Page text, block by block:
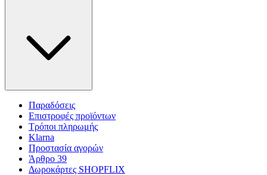
Παραδόσεις
Επιστροφές προϊόντων
Τρόποι πληρωμής
Klarna
Προστασία αγορών
Άρθρο 39
Δωροκάρτες SHOPFLIX